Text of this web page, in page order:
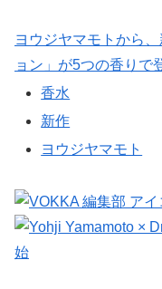
ヨウジヤマモトから
ョン」が5つの香りで
香水
新作
ヨウジヤマモト